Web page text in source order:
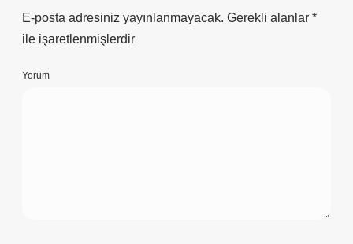
E-posta adresiniz yayınlanmayacak. Gerekli alanlar *
ile işaretlenmişlerdir
Yorum